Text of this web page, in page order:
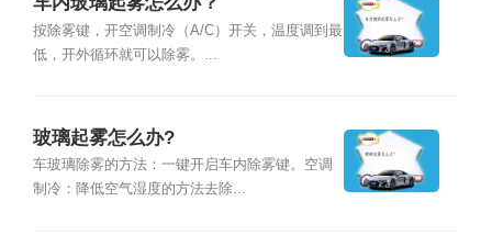
按除雾键，开空调制冷（A/C）开关，温度调到最
低，开外循环就可以除雾。...
玻璃起雾怎么办?
车玻璃除雾的方法：一键开启车内除雾键。空调
制冷：降低空气湿度的方法去除...